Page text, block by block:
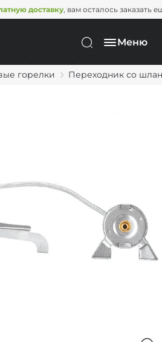
доставку, вам осталось заказать
Меню
горелки Переходник со